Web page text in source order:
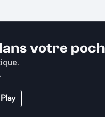
votre